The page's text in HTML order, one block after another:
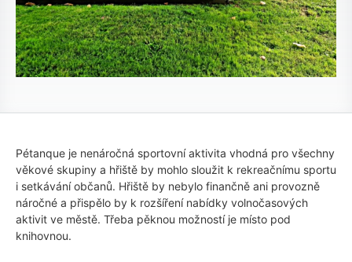
Pétanque je nenáročná sportovní aktivita vhodná pro všechny
věkové skupiny a hřiště by mohlo sloužit k rekreačnímu sportu
i setkávání občanů. Hřiště by nebylo finančně ani provozně
náročné a přispělo by k rozšíření nabídky volnočasových
aktivit ve městě. Třeba pěknou možností je místo pod
knihovnou.